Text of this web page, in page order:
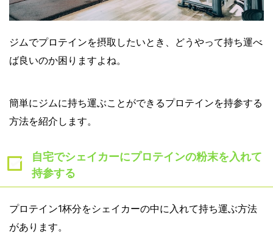
ジムでプロテインを摂取したいとき、どうやって持ち運べ
ば良いのか困りますよね。
簡単にジムに持ち運ぶことができるプロテインを持参する
方法を紹介します。
自宅でシェイカーにプロテインの粉末を入れて
持参する
プロテイン1杯分をシェイカーの中に入れて持ち運ぶ方法
があります。